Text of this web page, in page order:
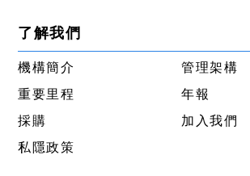
了解我們
機構簡介
管理架構
重要里程
年報
採購
加入我們
私隱政策